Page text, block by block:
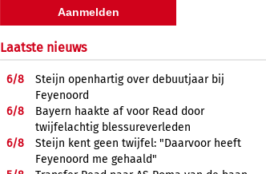
Laatste nieuws
6/8
Steijn openhartig over debuutjaar bij
Feyenoord
6/8
Bayern haakte af voor Read door
twijfelachtig blessureverleden
6/8
Steijn kent geen twijfel: "Daarvoor heeft
Feyenoord me gehaald"